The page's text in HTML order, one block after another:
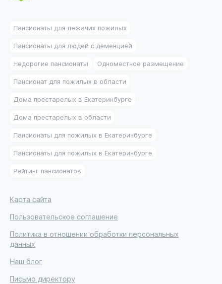
Пансионаты для лежачих пожилых
Пансионаты для людей с деменцией
Недорогие пансионаты Одноместное размещение
Пансионат для пожилых в области
Дома престарелых в Екатеринбурге
Дома престарелых в области
Пансионаты для пожилых в Екатеринбурге
Пансионаты для пожилых в Екатеринбурге
Рейтинг пансионатов
Карта сайта
Пользовательское соглашение
Политика в отношении обработки персональных
данных
Наш блог
Письмо директору